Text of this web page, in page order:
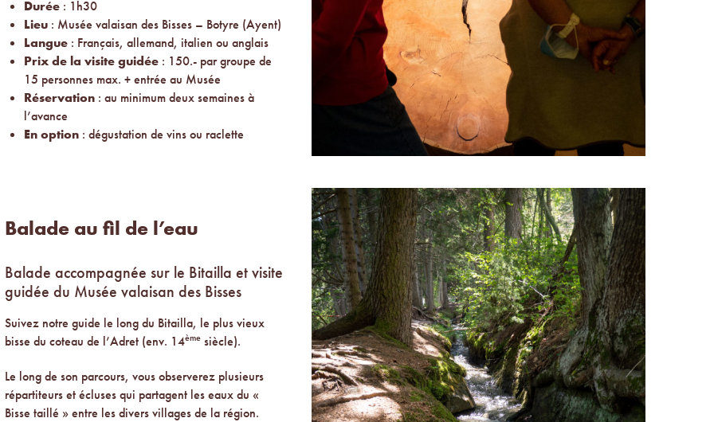
Durée : 1h30
Lieu : Musée valaisan des Bisses – Botyre (Ayent)
Langue : Français, allemand, italien ou anglais
Prix de la visite guidée : 150.- par groupe de
15 personnes max. + entrée au Musée
Réservation : au minimum deux semaines à
l’avance
En option : dégustation de vins ou raclette
Balade au fil de l’eau
Balade accompagnée sur le Bitailla et visite
guidée du Musée valaisan des Bisses
Suivez notre guide le long du Bitailla, le plus vieux
bisse du coteau de l’Adret (env. 14ème siècle).
Le long de son parcours, vous observerez plusieurs
répartiteurs et écluses qui partagent les eaux du «
Bisse taillé » entre les divers villages de la région.